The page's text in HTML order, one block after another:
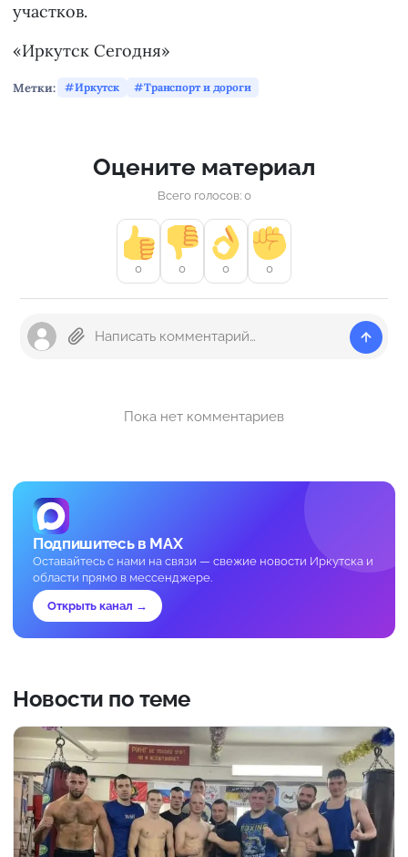
участков.
«Иркутск Сегодня»
Метки: Иркутск Транспорт и дороги
Оцените материал
Всего голосов: 0
0 0 0 0
Пока нет комментариев
Подпишитесь в MAX
Оставайтесь с нами на связи — свежие новости Иркутска и
области прямо в мессенджере.
Открыть канал →
Новости по теме